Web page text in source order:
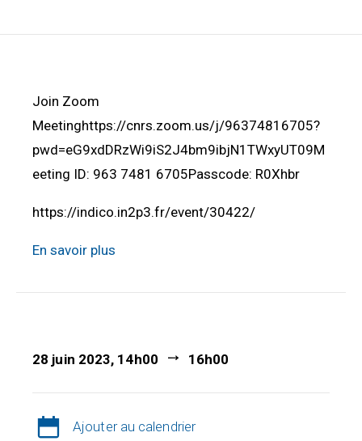
Join Zoom
Meetinghttps://cnrs.zoom.us/j/96374816705?
pwd=eG9xdDRzWi9iS2J4bm9ibjN1TWxyUT09M
eeting ID: 963 7481 6705Passcode: R0Xhbr
https://indico.in2p3.fr/event/30422/
En savoir plus
28 juin 2023, 14h00 16h00
Ajouter au calendrier